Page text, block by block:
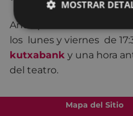
Anticipadamente en la
los lunes y viernes de
kutxabank y una hora
del teatro.
Mapa del Sitio
MOSTRAR